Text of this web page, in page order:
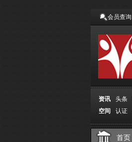
会员查询
资讯 头条
空间
认证
首页